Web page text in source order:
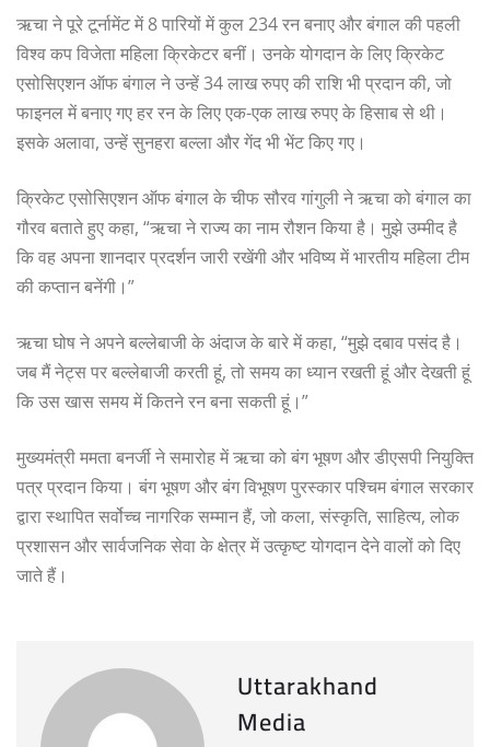
ऋचा ने पूरे टूर्नामेंट में 8 पारियों में कुल 234 रन बनाए और बंगाल की पहली
विश्व कप विजेता महिला क्रिकेटर बनीं। उनके योगदान के लिए क्रिकेट
एसोसिएशन ऑफ बंगाल ने उन्हें 34 लाख रुपए की राशि भी प्रदान की, जो
फाइनल में बनाए गए हर रन के लिए एक-एक लाख रुपए के हिसाब से थी।
इसके अलावा, उन्हें सुनहरा बल्ला और गेंद भी भेंट किए गए।
क्रिकेट एसोसिएशन ऑफ बंगाल के चीफ सौरव गांगुली ने ऋचा को बंगाल का
गौरव बताते हुए कहा, “ऋचा ने राज्य का नाम रौशन किया है। मुझे उम्मीद है
कि वह अपना शानदार प्रदर्शन जारी रखेंगी और भविष्य में भारतीय महिला टीम
की कप्तान बनेंगी।”
ऋचा घोष ने अपने बल्लेबाजी के अंदाज के बारे में कहा, “मुझे दबाव पसंद है।
जब मैं नेट्स पर बल्लेबाजी करती हूं, तो समय का ध्यान रखती हूं और देखती हूं
कि उस खास समय में कितने रन बना सकती हूं।”
मुख्यमंत्री ममता बनर्जी ने समारोह में ऋचा को बंग भूषण और डीएसपी नियुक्ति
पत्र प्रदान किया। बंग भूषण और बंग विभूषण पुरस्कार पश्चिम बंगाल सरकार
द्वारा स्थापित सर्वोच्च नागरिक सम्मान हैं, जो कला, संस्कृति, साहित्य, लोक
प्रशासन और सार्वजनिक सेवा के क्षेत्र में उत्कृष्ट योगदान देने वालों को दिए
जाते हैं।
Uttarakhand
Media